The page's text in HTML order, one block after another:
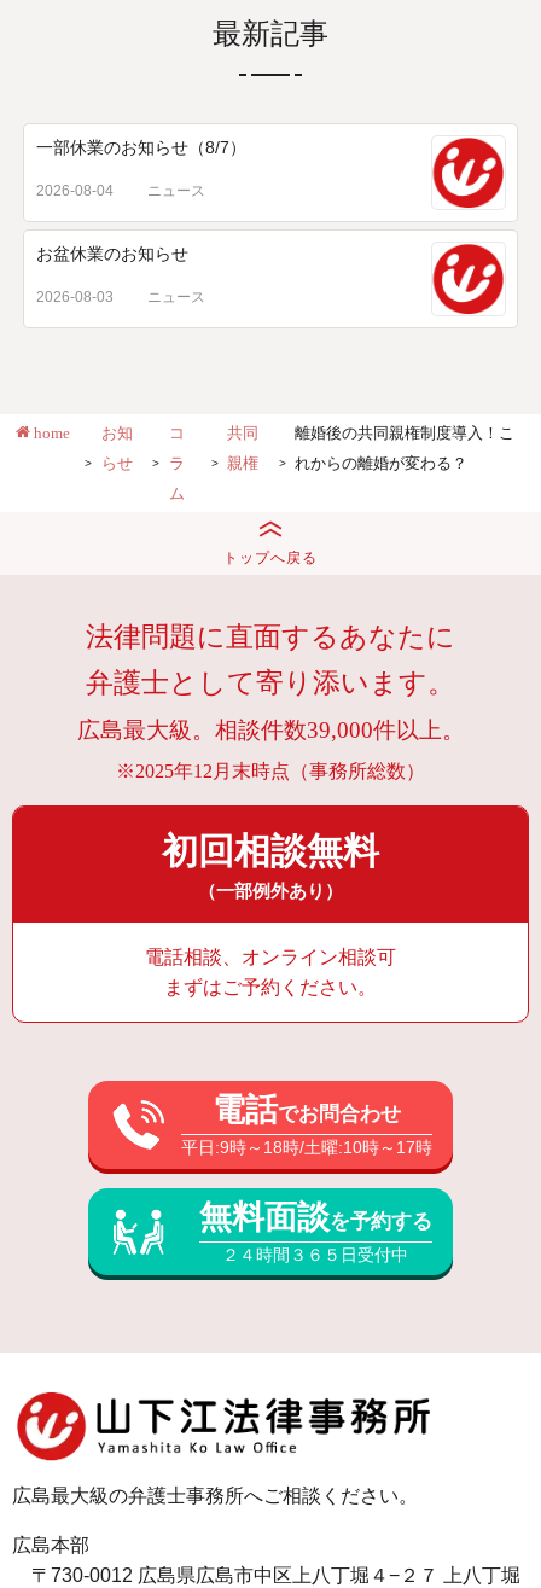
最新記事
一部休業のお知らせ（8/7）
2026-08-04 ニュース
お盆休業のお知らせ
2026-08-03 ニュース
home
お知
らせ
コ
ラ
ム
共同
親権
離婚後の共同親権制度導入！こ
れからの離婚が変わる？
トップへ戻る
法律問題に直面するあなたに
弁護士として寄り添います。
広島最大級。相談件数39,000件以上。
※2025年12月末時点（事務所総数）
初回相談無料
（一部例外あり）
電話相談、オンライン相談可
まずはご予約ください。
電話でお問合わせ
平日:9時～18時/土曜:10時～17時
無料面談を予約する
２４時間３６５日受付中
広島最大級の弁護士事務所へご相談ください。
広島本部
〒730-0012 広島県広島市中区上八丁堀４−２７ 上八丁堀